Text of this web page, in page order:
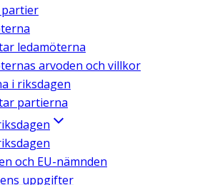
partier
ledamöterna
arvoden och villkor
i riksdagen
partierna
och EU-nämnden
uppgifter